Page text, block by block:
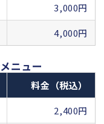
3,000円
4,000円
ニュー
料金（税込）
2,400円